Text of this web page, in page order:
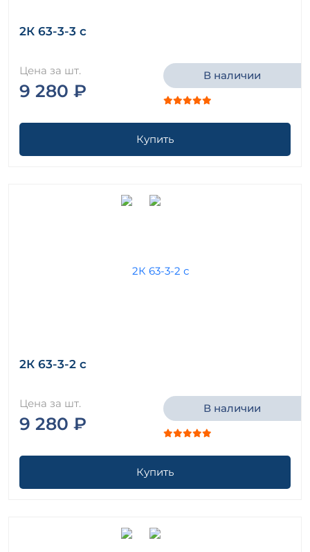
2К 63-3-3 с
Цена за шт.
9 280 ₽
В наличии
Купить
2К 63-3-2 с
Цена за шт.
9 280 ₽
В наличии
Купить